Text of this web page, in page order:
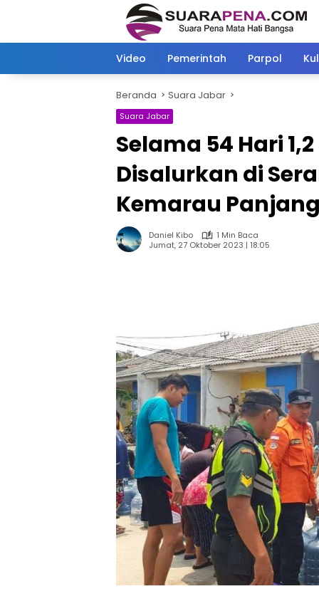
Video Pemerintah Parpol
Beranda Suara Jabar
Suara Jabar
Selama 54 Hari
Disalurkan di
Kemarau Panjang
Daniel Kibo
1 Min Baca
Jumat, 27 Oktober 2023 | 18:05